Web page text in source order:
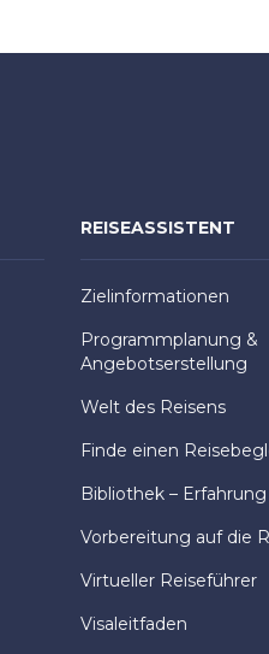
REISEASSISTENT
Zielinformationen
Programmplanung &
Angebotserstellung
Welt des Reisens
Finde einen
Bibliothek – Erfahrung
Vorbereitung auf die
Virtueller Reiseführer
Visaleitfaden